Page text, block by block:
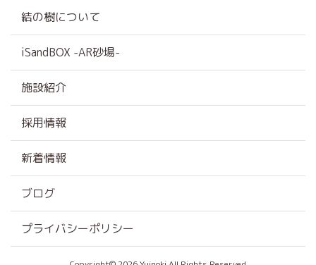
結の樹について
iSandBOX -AR砂場-
施設紹介
採用情報
新着情報
ブログ
プライバシーポリシー